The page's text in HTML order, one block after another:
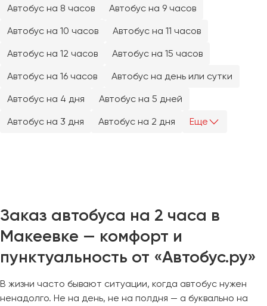
Автобус на 8 часов
Автобус на 9 часов
Автобус на 10 часов
Автобус на 11 часов
Автобус на 12 часов
Автобус на 15 часов
Автобус на 16 часов
Автобус на день или сутки
Автобус на 4 дня
Автобус на 5 дней
Автобус на 3 дня
Автобус на 2 дня Еще
Заказ автобуса на 2 часа в
Макеевке — комфорт и
пунктуальность от «Автобус.ру»
В жизни часто бывают ситуации, когда автобус нужен
ненадолго. Не на день, не на полдня — а буквально на
Чита
Ярославль